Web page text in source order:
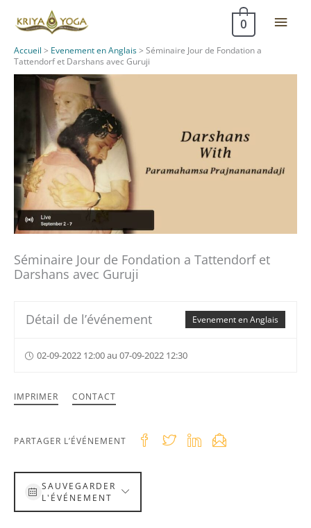
0
Accueil > Evenement en Anglais> Séminaire Jour de Fondation a
Tattendorf et Darshans avec Guruji
Séminaire Jour de Fondation a Tattendorf et
Darshans avec Guruji
Evenement en Anglais
Détail de l’événement
02-09-2022 12:00 au 07-09-2022 12:30
IMPRIMER CONTACT
PARTAGER L’ÉVÉNEMENT
SAUVEGARDER
L'ÉVÉNEMENT